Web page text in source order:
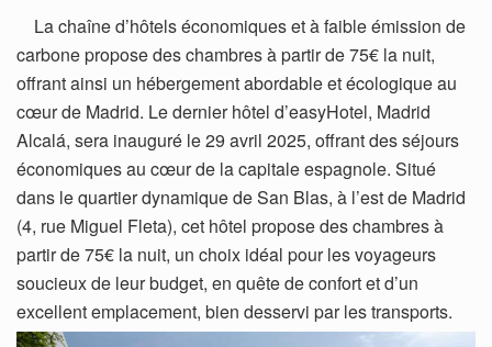
La chaîne d’hôtels économiques et à faible émission de
carbone propose des chambres à partir de 75€ la nuit,
offrant ainsi un hébergement abordable et écologique au
cœur de Madrid. Le dernier hôtel d’easyHotel, Madrid
Alcalá, sera inauguré le 29 avril 2025, offrant des séjours
économiques au cœur de la capitale espagnole. Situé
dans le quartier dynamique de San Blas, à l’est de Madrid
(4, rue Miguel Fleta), cet hôtel propose des chambres à
partir de 75€ la nuit, un choix idéal pour les voyageurs
soucieux de leur budget, en quête de confort et d’un
excellent emplacement, bien desservi par les transports.